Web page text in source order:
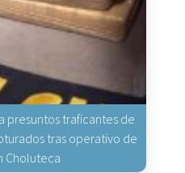
presuntos traficantes de
tras operativo de
Choluteca